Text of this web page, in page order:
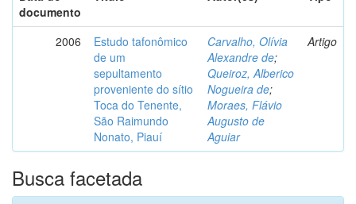
documento
2006
Estudo tafonômico
de um
sepultamento
proveniente do sítio
Toca do Tenente,
São Raimundo
Nonato, Piauí
Carvalho, Olívia
Alexandre de;
Queiroz, Alberico
Nogueira de;
Moraes, Flávio
Augusto de
Aguiar
Artigo
Busca facetada